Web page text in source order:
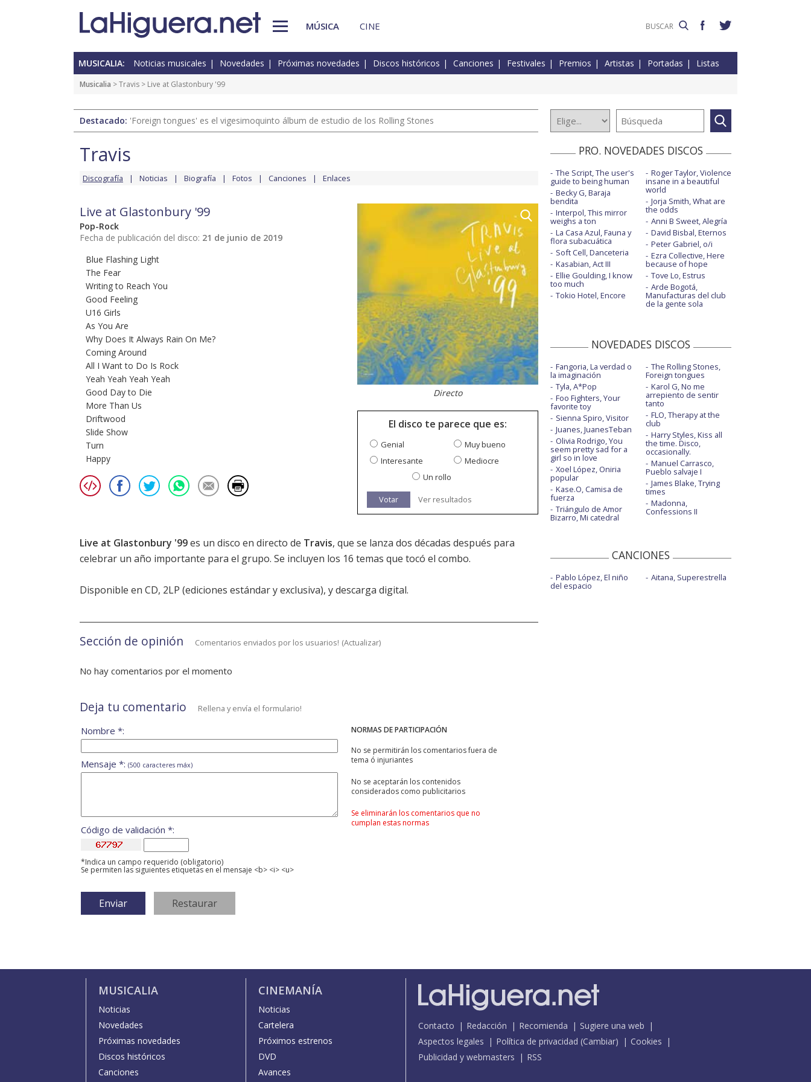
MÚSICA CINE
MUSICALIA: Noticias musicales Novedades Próximas novedades Discos históricos Canciones Festivales Premios Artistas Portadas Listas
Musicalia >Travis > Live at Glastonbury '99
Destacado: 'Foreign tongues' es el vigesimoquinto álbum de estudio de los Rolling Stones
Travis
Discografía Noticias Biografía Fotos Canciones Enlaces
Live at Glastonbury '99
Pop-Rock
Fecha de publicación del disco: 21 de junio de 2019
Blue Flashing Light
The Fear
Writing to Reach You
Good Feeling
U16 Girls
As You Are
Why Does It Always Rain On Me?
Coming Around
All I Want to Do Is Rock
Yeah Yeah Yeah Yeah
Good Day to Die
More Than Us
Driftwood
Slide Show
Turn
Happy
Directo
El disco te parece que es:
Genial
Muy bueno
Interesante
Mediocre
Un rollo
Votar Ver resultados
Live at Glastonbury '99es un disco en directo de Travis, que se lanza dos décadas después para
celebrar un año importante para el grupo. Se incluyen los 16 temas que tocó el combo.
Disponible en CD, 2LP (ediciones estándar y exclusiva), y descarga digital.
Sección de opinión Comentarios enviados por los usuarios! (Actualizar)
No hay comentarios por el momento
Deja tu comentario Rellena y envía el formulario!
NORMAS DE PARTICIPACIÓN
No se permitirán los comentarios fuera de
tema ó injuriantes
No se aceptarán los contenidos
considerados como publicitarios
Se eliminarán los comentarios que no
cumplan estas normas
Nombre *:
Mensaje *: (500 caracteres máx)
Código de validación *:
*Indica un campo requerido (obligatorio)
Se permiten las siguientes etiquetas en el mensaje <b> <i> <u>
PRO. NOVEDADES DISCOS
The Script, The user's
guide to being human
Becky G, Baraja
bendita
Interpol, This mirror
weighs a ton
La Casa Azul, Fauna y
flora subacuática
Soft Cell, Danceteria
Kasabian, Act III
Ellie Goulding, I know
too much
Tokio Hotel, Encore
Roger Taylor, Violence
insane in a beautiful
world
Jorja Smith, What are
the odds
Anni B Sweet, Alegría
David Bisbal, Eternos
Peter Gabriel, o/i
Ezra Collective, Here
because of hope
Tove Lo, Estrus
Arde Bogotá,
Manufacturas del club
de la gente sola
NOVEDADES DISCOS
Fangoria, La verdad o
la imaginación
Tyla, A*Pop
Foo Fighters, Your
favorite toy
Sienna Spiro, Visitor
Juanes, JuanesTeban
Olivia Rodrigo, You
seem pretty sad for a
girl so in love
Xoel López, Oniria
popular
Kase.O, Camisa de
fuerza
Triángulo de Amor
Bizarro, Mi catedral
The Rolling Stones,
Foreign tongues
Karol G, No me
arrepiento de sentir
tanto
FLO, Therapy at the
club
Harry Styles, Kiss all
the time. Disco,
occasionally.
Manuel Carrasco,
Pueblo salvaje I
James Blake, Trying
times
Madonna,
Confessions II
CANCIONES
Pablo López, El niño
del espacio
Aitana, Superestrella
MUSICALIA
Noticias
Novedades
Próximas novedades
Discos históricos
Canciones
CINEMANÍA
Noticias
Cartelera
Próximos estrenos
DVD
Avances
Contacto Redacción Recomienda
Sugiere una web
Aspectos legales
Política de privacidad (Cambiar)
Cookies
Publicidad y webmasters
RSS